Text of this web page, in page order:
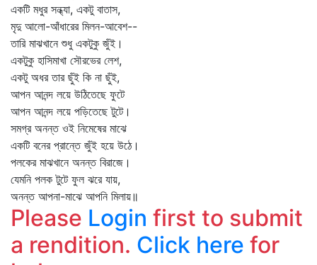
একটি মধুর সন্ধ্যা, একটু বাতাস,
মৃদু আলো-আঁধারের মিলন-আবেশ--
তারি মাঝখানে শুধু একটুকু জুঁই।
একটুকু হাসিমাখা সৌরভের লেশ,
একটু অধর তার ছুঁই কি না ছুঁই,
আপন আনন্দ লয়ে উঠিতেছে ফুটে
আপন আনন্দ লয়ে পড়িতেছে টুটে।
সমগ্র অনন্ত ওই নিমেষের মাঝে
একটি বনের প্রান্তে জুঁই হয়ে উঠে।
পলকের মাঝখানে অনন্ত বিরাজে।
যেমনি পলক টুটে ফুল ঝরে যায়,
অনন্ত আপনা-মাঝে আপনি মিলায়॥
Please Login first to submit
a rendition. Click here for